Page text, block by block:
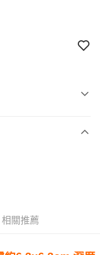
相關推薦